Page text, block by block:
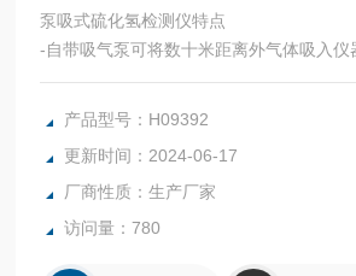
泵吸式硫化氢检测仪特点
-自带吸气泵可将数十米距离外气体吸入仪
-声、光报警
-大屏幕数字、字符显示、瞬时值、峰值、
产品型号：H09392
更新时间：2024-06-17
厂商性质：生产厂家
访问量：780